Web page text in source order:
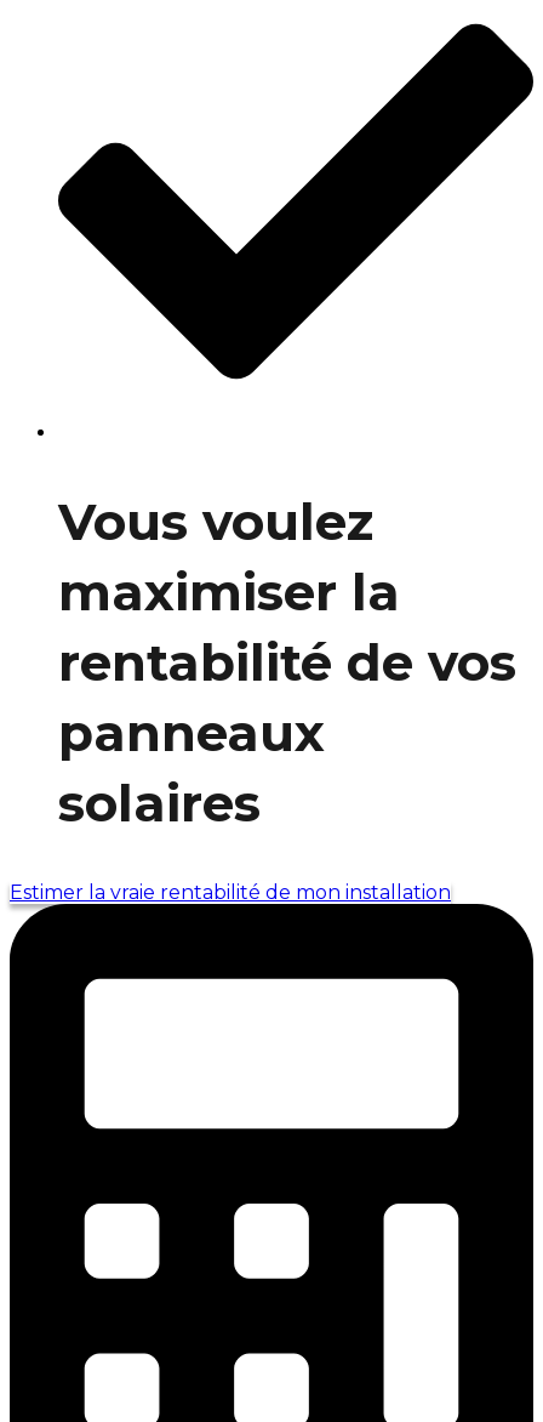
Vous voulez
maximiser la
rentabilité de vos
panneaux
solaires
Estimer la vraie rentabilité de mon installation